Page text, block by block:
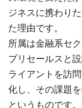
ジネスに携わり
た理由です。
所属は金融系セ
プリセールスと
ライアントを訪
化し、その課題
というものです。